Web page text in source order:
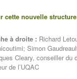
cette nouvelle
à droite : Richard
Simon
Cleary, conseiller du
de l’UQAC